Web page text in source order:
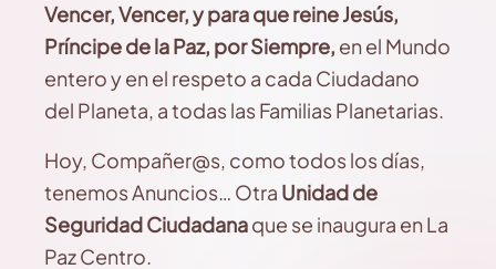
Vencer, Vencer, y para que reine Jesús,
Príncipe de la Paz, por Siempre, en el Mundo
entero y en el respeto a cada Ciudadano
del Planeta, a todas las Familias Planetarias.
Hoy, Compañer@s, como todos los días,
tenemos Anuncios… Otra Unidad de
Seguridad Ciudadanaque se inaugura en La
Paz Centro.